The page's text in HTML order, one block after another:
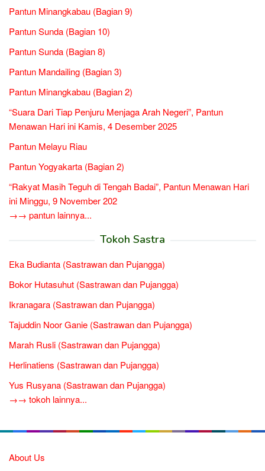
Pantun Minangkabau (Bagian 9)
Pantun Sunda (Bagian 10)
Pantun Sunda (Bagian 8)
Pantun Mandailing (Bagian 3)
Pantun Minangkabau (Bagian 2)
“Suara Dari Tiap Penjuru Menjaga Arah Negeri”, Pantun
Menawan Hari ini Kamis, 4 Desember 2025
Pantun Melayu Riau
Pantun Yogyakarta (Bagian 2)
“Rakyat Masih Teguh di Tengah Badai”, Pantun Menawan Hari
ini Minggu, 9 November 202
→→ pantun lainnya...
Tokoh Sastra
Eka Budianta (Sastrawan dan Pujangga)
Bokor Hutasuhut (Sastrawan dan Pujangga)
Ikranagara (Sastrawan dan Pujangga)
Tajuddin Noor Ganie (Sastrawan dan Pujangga)
Marah Rusli (Sastrawan dan Pujangga)
Herlinatiens (Sastrawan dan Pujangga)
Yus Rusyana (Sastrawan dan Pujangga)
→→ tokoh lainnya...
About Us